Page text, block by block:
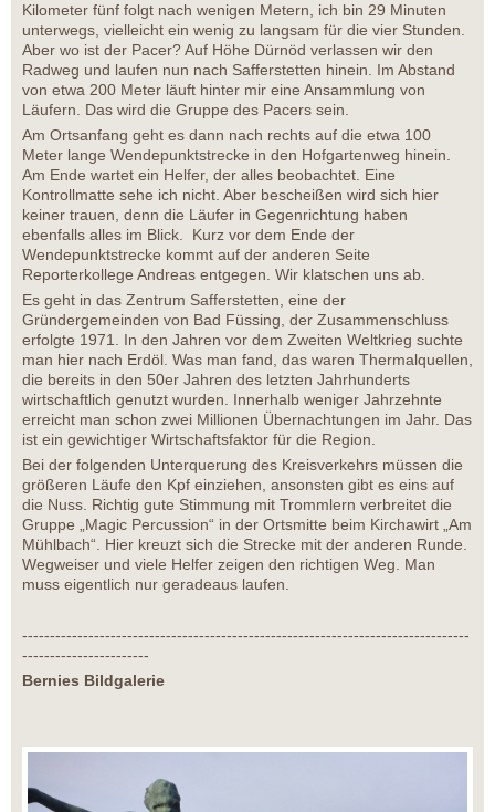
Kilometer fünf folgt nach wenigen Metern, ich bin 29 Minuten
unterwegs, vielleicht ein wenig zu langsam für die vier Stunden.
Aber wo ist der Pacer? Auf Höhe Dürnöd verlassen wir den
Radweg und laufen nun nach Safferstetten hinein. Im Abstand
von etwa 200 Meter läuft hinter mir eine Ansammlung von
Läufern. Das wird die Gruppe des Pacers sein.
Am Ortsanfang geht es dann nach rechts auf die etwa 100
Meter lange Wendepunktstrecke in den Hofgartenweg hinein.
Am Ende wartet ein Helfer, der alles beobachtet. Eine
Kontrollmatte sehe ich nicht. Aber bescheißen wird sich hier
keiner trauen, denn die Läufer in Gegenrichtung haben
ebenfalls alles im Blick. Kurz vor dem Ende der
Wendepunktstrecke kommt auf der anderen Seite
Reporterkollege Andreas entgegen. Wir klatschen uns ab.
Es geht in das Zentrum Safferstetten, eine der
Gründergemeinden von Bad Füssing, der Zusammenschluss
erfolgte 1971. In den Jahren vor dem Zweiten Weltkrieg suchte
man hier nach Erdöl. Was man fand, das waren Thermalquellen,
die bereits in den 50er Jahren des letzten Jahrhunderts
wirtschaftlich genutzt wurden. Innerhalb weniger Jahrzehnte
erreicht man schon zwei Millionen Übernachtungen im Jahr. Das
ist ein gewichtiger Wirtschaftsfaktor für die Region.
Bei der folgenden Unterquerung des Kreisverkehrs müssen die
größeren Läufe den Kpf einziehen, ansonsten gibt es eins auf
die Nuss. Richtig gute Stimmung mit Trommlern verbreitet die
Gruppe „Magic Percussion“ in der Ortsmitte beim Kirchawirt „Am
Mühlbach“. Hier kreuzt sich die Strecke mit der anderen Runde.
Wegweiser und viele Helfer zeigen den richtigen Weg. Man
muss eigentlich nur geradeaus laufen.
---------------------------------------------------------------------------------
-----------------------
Bernies Bildgalerie